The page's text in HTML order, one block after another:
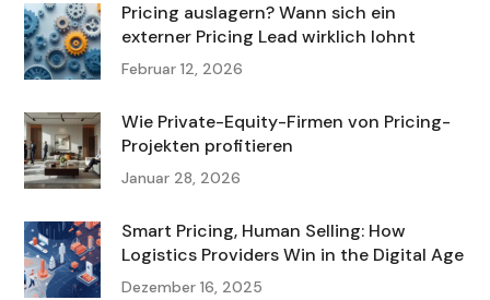
Pricing auslagern? Wann sich ein
externer Pricing Lead wirklich lohnt
Februar 12, 2026
Wie Private-Equity-Firmen von Pricing-
Projekten profitieren
Januar 28, 2026
Smart Pricing, Human Selling: How
Logistics Providers Win in the Digital Age
Dezember 16, 2025